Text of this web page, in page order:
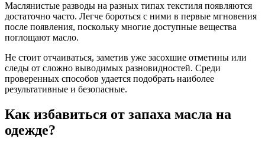
Маслянистые разводы на разных типах текстиля появляются
достаточно часто. Легче бороться с ними в первые мгновения
после появления, поскольку многие доступные вещества
поглощают масло.
Не стоит отчаиваться, заметив уже засохшие отметины или
следы от сложно выводимых разновидностей. Среди
проверенных способов удается подобрать наиболее
результативные и безопасные.
Как избавиться от запаха масла на
одежде?